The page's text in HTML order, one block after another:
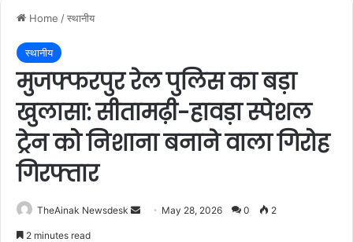
Home /स्थानीय
स्थानीय
मुजफ्फरपुर रेल पुलिस का बड़ा
खुलासा: सीतामढ़ी-हावड़ा स्पेशल
ट्रेन को निशाना बनाने वाला गिरोह
गिरफ्तार
TheAinak Newsdesk May 28, 2026 0 2
2 minutes read